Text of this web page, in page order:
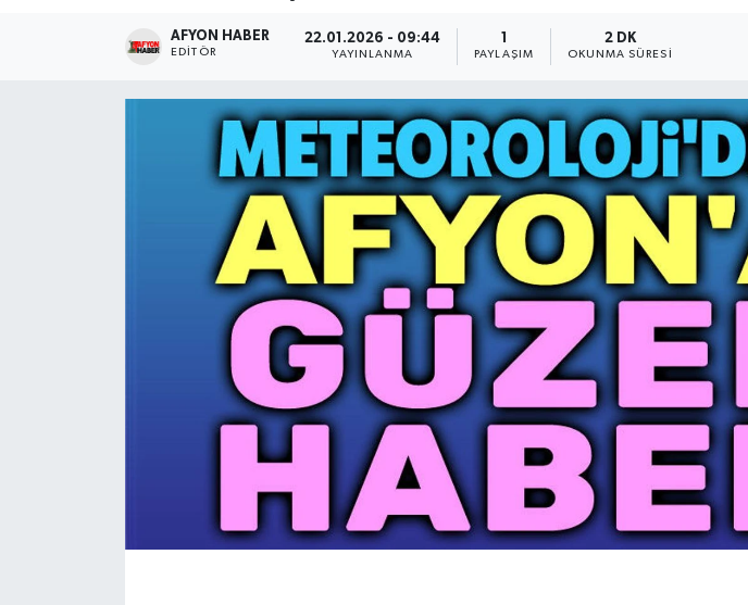
AFYON HABER
EDITÖR
22.01.2026 - 09:44
YAYINLANMA PAYLAŞIM
2 DK
OKUNMA SÜRESI
Magazin